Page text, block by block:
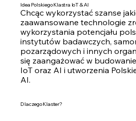
Idea Polskiego Klastra IoT & AI
Chcąc wykorzystać szanse
zaawansowane technologie
wykorzystania potencjału
instytutów badawczych,
pozarządowych i innych
się zaangażować w
IoT oraz AI i utworzenia
AI.
Dlaczego Klaster?